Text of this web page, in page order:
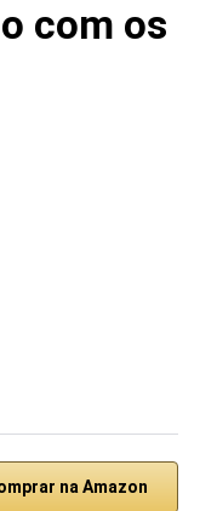
com os
na Amazon